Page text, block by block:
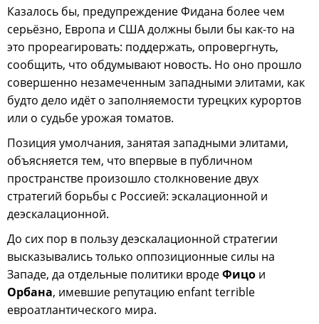
Казалось бы, предупреждение Фидана более чем
серьёзно, Европа и США должны были бы как-то на
это прореагировать: поддержать, опровергнуть,
сообщить, что обдумывают новость. Но оно прошло
совершенно незамеченным западными элитами, как
будто дело идёт о заполняемости турецких курортов
или о судьбе урожая томатов.
Позиция умолчания, занятая западными элитами,
объясняется тем, что впервые в публичном
пространстве произошло столкновение двух
стратегий борьбы с Россией: эскалационной и
деэскалационной.
До сих пор в пользу деэскалационной стратегии
высказывались только оппозиционные силы на
Западе, да отдельные политики вродеФицо и
Орбана, имевшие репутацию enfant terrible
евроатлантического мира.